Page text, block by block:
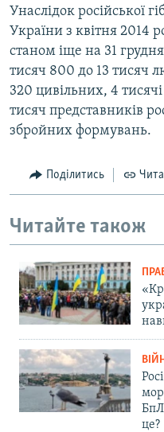
Унаслідок російської
України з квітня 2014
станом іще на 31
тисяч 800 до 13 тисяч
320 цивільних, 4 тисячі
тисяч представників
збройних формувань.
Поділитись
Читайте також
це?